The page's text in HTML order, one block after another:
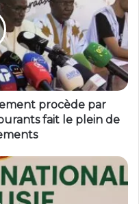
procède par
fait le plein de